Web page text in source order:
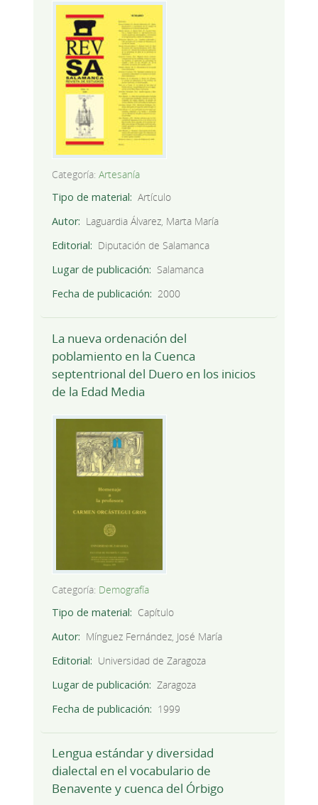
Categoría: Artesanía
Tipo de material
Artículo
Autor
Laguardia Álvarez, Marta María
Editorial
Diputación de Salamanca
Lugar de publicación
Salamanca
Fecha de publicación
2000
La nueva ordenación del
poblamiento en la Cuenca
septentrional del Duero en los inicios
de la Edad Media
Categoría: Demografía
Tipo de material
Capítulo
Autor
Mínguez Fernández, José María
Editorial
Universidad de Zaragoza
Lugar de publicación
Zaragoza
Fecha de publicación
1999
Lengua estándar y diversidad
dialectal en el vocabulario de
Benavente y cuenca del Órbigo